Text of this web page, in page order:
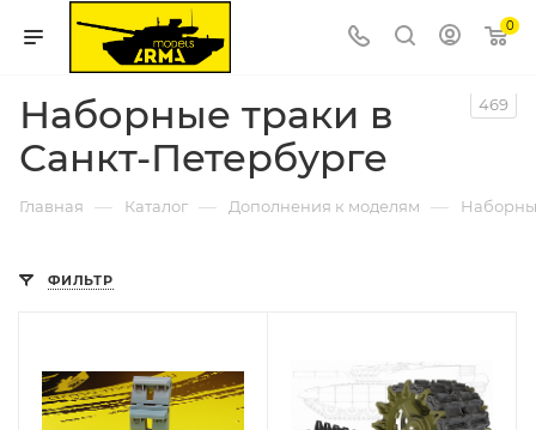
0
Наборные траки в
Санкт-Петербурге
469
Главная — Каталог — Дополнения к моделям —
ФИЛЬТР